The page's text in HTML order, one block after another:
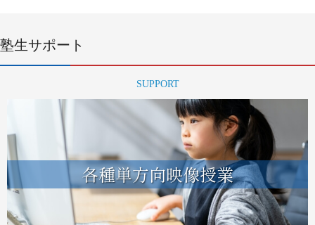
塾生サポート
SUPPORT
各種単方向映像授業